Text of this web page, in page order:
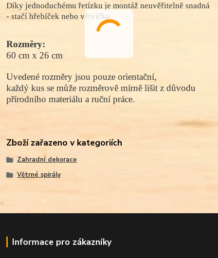
Díky jednoduchému řetízku je montáž neuvěřitelně snadná
- stačí hřebíček nebo větvička.
Rozměry:
60 cm x 26 cm
Uvedené rozměry jsou pouze orientační,
každý kus se může rozměrově mírně lišit z důvodu
přírodního materiálu a ruční práce.
Zboží zařazeno v kategoriích
Zahradní dekorace
Větrné spirály
Informace pro zákazníky